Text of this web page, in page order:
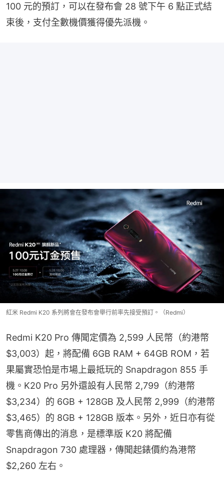
100 元的預訂，可以在發布會 28 號下午 6 點正式結
束後，支付全數機價獲得優先派機。
紅米 Redmi K20 系列將會在發布會舉行前率先接受預訂。（Redmi）
Redmi K20 Pro 傳聞定價為 2,599 人民幣（約港幣
$3,003）起，將配備 6GB RAM + 64GB ROM，若
果屬實恐怕是市場上最抵玩的 Snapdragon 855 手
機。K20 Pro 另外還設有人民幣 2,799（約港幣
$3,234）的 6GB + 128GB 及人民幣 2,999（約港幣
$3,465）的 8GB + 128GB 版本。另外，近日亦有從
零售商傳出的消息，是標準版 K20 將配備
Snapdragon 730 處理器，傳聞起錶價約為港幣
$2,260 左右。